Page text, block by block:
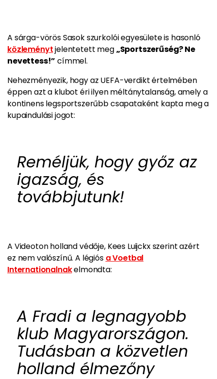
A sárga-vörös Sasok szurkolói egyesülete is hasonló
közleménytjelentetett meg„Sportszerűség? Ne
nevettess!” címmel.
Nehezményezik, hogy az UEFA-verdikt értelmében
éppen azt a klubot éri ilyen méltánytalanság, amely a
kontinens legsportszerűbb csapataként kapta meg a
kupaindulási jogot:
Reméljük, hogy győz az
igazság, és
továbbjutunk!
A Videoton holland védője, Kees Luijckx szerint azért
ez nem valószínű. A légiós a Voetbal
Internationalnakelmondta:
A Fradi a legnagyobb
klub Magyarországon.
Tudásban a közvetlen
holland élmezőny